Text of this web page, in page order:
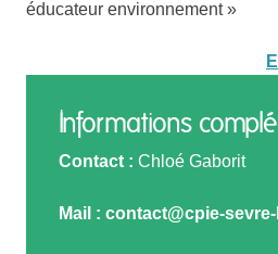
éducateur environnement »
Informations
Contact : Chloé Gaborit
Mail : contact@cpie-